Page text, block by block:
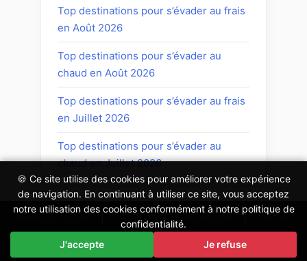
Top destinations pour s’évader au frais
en Août 2026
Top destinations pour s’évader au
chaud en Août 2026
Top destinations pour s’évader au frais
en Juillet 2026
Top destinations pour s’évader au
chaud en Juillet 2026
Politique de confidentialité |
Plan du
site|Contact
Copyright © 2026 quelle-prise-electrique.fr
🍪 Ce site utilise des cookies pour améliorer votre expérience
de navigation. En continuant à utiliser ce site, vous acceptez
notre utilisation des cookies conformément à notre politique de
confidentialité.
J'accepte
Je refuse